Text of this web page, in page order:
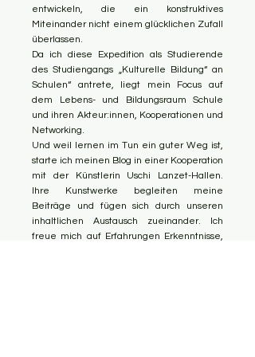
entwickeln, die ein konstruktives
Miteinander nicht einem glücklichen Zufall
überlassen.
Da ich diese Expedition als Studierende
des Studiengangs „Kulturelle Bildung“ an
Schulen“ antrete, liegt mein Focus auf
dem Lebens- und Bildungsraum Schule
und ihren Akteur:innen, Kooperationen und
Networking.
Und weil lernen im Tun ein guter Weg ist,
starte ich meinen Blog in einer Kooperation
mit der Künstlerin Uschi Lanzet-Hallen.
Ihre Kunstwerke begleiten meine
Beiträge und fügen sich durch unseren
inhaltlichen Austausch zueinander. Ich
freue mich auf Erfahrungen Erkenntnisse,